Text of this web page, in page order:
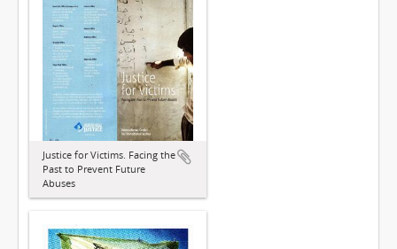
Justice for Victims. Facing the
Past to Prevent Future
Abuses